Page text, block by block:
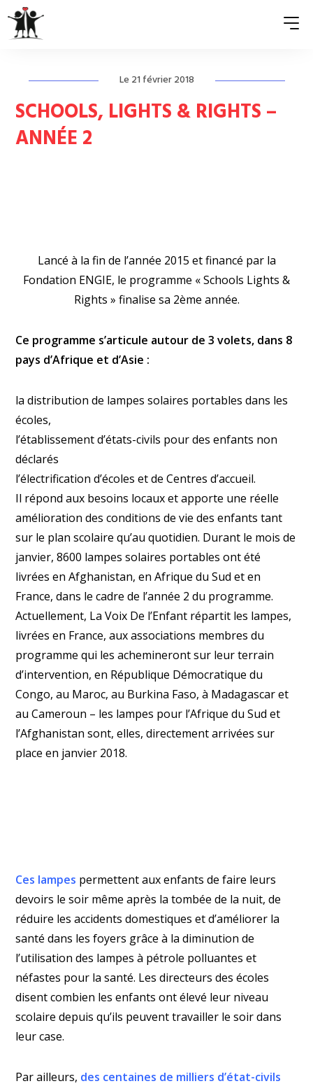
QUI SOMMES-NOUS ?
ASSOCIATIONS MEMBRES
PRESSE
Le 21 février 2018
SCHOOLS, LIGHTS & RIGHTS –
ANNÉE 2
Lancé à la fin de l’année 2015 et financé par la
Fondation ENGIE, le programme « Schools Lights &
Rights » finalise sa 2ème année.
Ce programme s’articule autour de 3 volets, dans 8
pays d’Afrique et d’Asie :
la distribution de lampes solaires portables dans les
écoles,
l’établissement d’états-civils pour des enfants non
déclarés
l’électrification d’écoles et de Centres d’accueil.
Il répond aux besoins locaux et apporte une réelle
amélioration des conditions de vie des enfants tant
sur le plan scolaire qu’au quotidien. Durant le mois de
janvier, 8600 lampes solaires portables ont été
livrées en Afghanistan, en Afrique du Sud et en
France, dans le cadre de l’année 2 du programme.
Actuellement, La Voix De l’Enfant répartit les lampes,
livrées en France, aux associations membres du
programme qui les achemineront sur leur terrain
d’intervention, en République Démocratique du
Congo, au Maroc, au Burkina Faso, à Madagascar et
au Cameroun – les lampes pour l’Afrique du Sud et
l’Afghanistan sont, elles, directement arrivées sur
place en janvier 2018.
Ces lampes permettent aux enfants de faire leurs
devoirs le soir même après la tombée de la nuit, de
réduire les accidents domestiques et d’améliorer la
santé dans les foyers grâce à la diminution de
l’utilisation des lampes à pétrole polluantes et
néfastes pour la santé. Les directeurs des écoles
disent combien les enfants ont élevé leur niveau
scolaire depuis qu’ils peuvent travailler le soir dans
leur case.
Par ailleurs, des centaines de milliers d’état-civils